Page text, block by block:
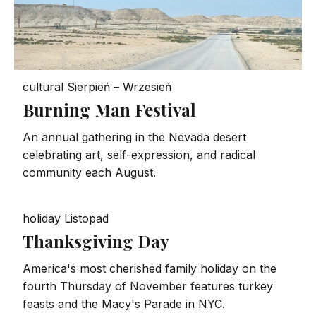
cultural Sierpień – Wrzesień
Burning Man Festival
An annual gathering in the Nevada desert
celebrating art, self-expression, and radical
community each August.
holiday Listopad
Thanksgiving Day
America's most cherished family holiday on the
fourth Thursday of November features turkey
feasts and the Macy's Parade in NYC.